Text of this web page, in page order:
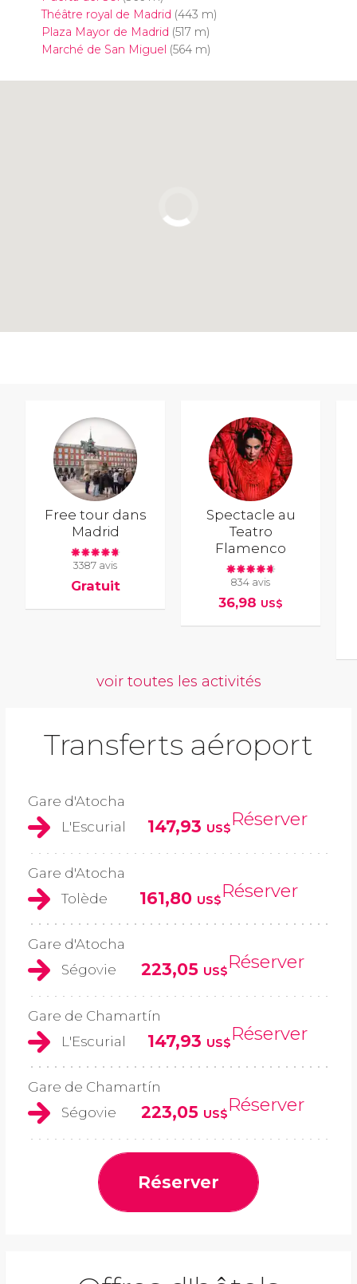
Théâtre royal de Madrid (443 m)
Plaza Mayor de Madrid (517 m)
Marché de San Miguel (564 m)
Free tour dans
Madrid
3387 avis
Gratuit
Spectacle au
Teatro
Flamenco
834 avis
36,98 US$
voir toutes les activités
Transferts aéroport
Gare d'Atocha
L'Escurial
147,93 US$Réserver
Gare d'Atocha
Tolède
161,80 US$Réserver
Gare d'Atocha
Ségovie
223,05 US$Réserver
Gare de Chamartín
L'Escurial
147,93 US$Réserver
Gare de Chamartín
Ségovie
223,05 US$Réserver
Réserver